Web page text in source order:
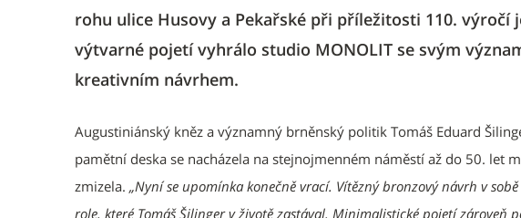
rohu ulice Husovy a Pekařské při příležitosti 110. výročí
výtvarné pojetí vyhrálo studio MONOLIT se svým
kreativním návrhem.
Augustiniánský kněz a významný brněnský politik Tomáš Eduard
pamětní deska se nacházela na stejnojmenném náměstí až do 50. let
zmizela. „Nyní se upomínka konečně vrací. Vítězný bronzový návrh v
role, které Tomáš Šilinger v životě zastával. Minimalistické pojetí zároveň